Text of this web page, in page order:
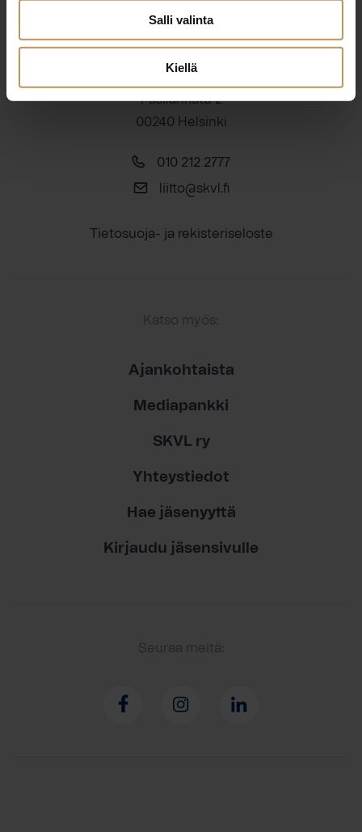
Salli valinta
Kiellä
Suomen Kiinteistönvälittäjät ry
Finlands Fastighetsmäklare rf
Pasilankatu 2
00240 Helsinki
010 212 2777
liitto@skvl.fi
Tietosuoja- ja rekisteriseloste
Katso myös:
Ajankohtaista
Mediapankki
SKVL ry
Yhteystiedot
Hae jäsenyyttä
Kirjaudu jäsensivulle
Seuraa meitä: